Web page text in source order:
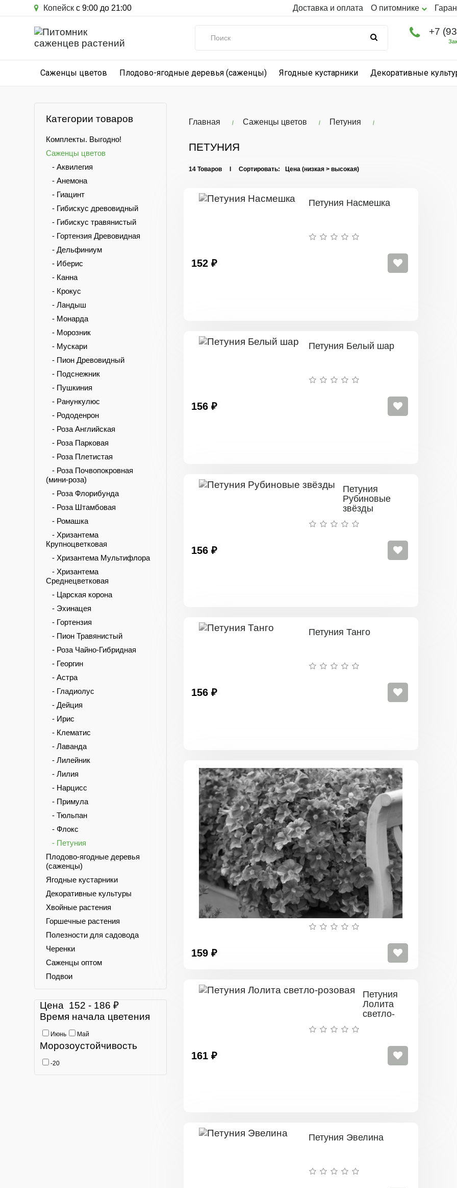
Копейск с 9:00 до 21:00 Доставка и оплата О питомнике
+7
Саженцы цветов Плодово-ягодные деревья (саженцы) Ягодные кустарники Декоративные
Категории товаров
Комплекты. Выгодно!
Саженцы цветов
- Аквилегия
- Анемона
- Гиацинт
- Гибискус древовидный
- Гибискус травянистый
- Гортензия Древовидная
- Дельфиниум
- Иберис
- Канна
- Крокус
- Ландыш
- Монарда
- Морозник
- Мускари
- Пион Древовидный
- Подснежник
- Пушкиния
- Ранункулюс
- Рододенрон
- Роза Английская
- Роза Парковая
- Роза Плетистая
- Роза Почвопокровная
(мини-роза)
- Роза Флорибунда
- Роза Штамбовая
- Ромашка
- Хризантема
Крупноцветковая
- Хризантема Мультифлора
- Хризантема
Среднецветковая
- Царская корона
- Эхинацея
- Гортензия
- Пион Травянистый
- Роза Чайно-Гибридная
- Георгин
- Астра
- Гладиолус
- Дейция
- Ирис
- Клематис
- Лаванда
- Лилейник
- Лилия
- Нарцисс
- Примула
- Тюльпан
- Флокс
- Петуния
Плодово-ягодные деревья
(саженцы)
Ягодные кустарники
Декоративные культуры
Хвойные растения
Горшечные растения
Полезности для садовода
Черенки
Саженцы оптом
Подвои
Цена 152 - 186 ₽
Время начала цветения
Июнь Май
Морозоустойчивость
-20
Главная Саженцы цветов Петуния
ПЕТУНИЯ
14 Товаров I Сортировать:
Петуния Насмешка
152 ₽
Петуния Белый шар
156 ₽
Петуния
Рубиновые
звёзды
156 ₽
Петуния Танго
156 ₽
159 ₽
Петуния
Лолита
светло-
161 ₽
Петуния Эвелина